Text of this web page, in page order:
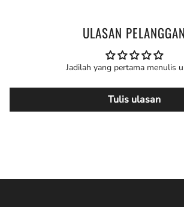
ULASAN PELANGGAN
Jadilah yang pertama menulis
Tulis ulasan